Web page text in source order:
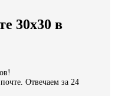
30х30 в
Отвечаем за 24